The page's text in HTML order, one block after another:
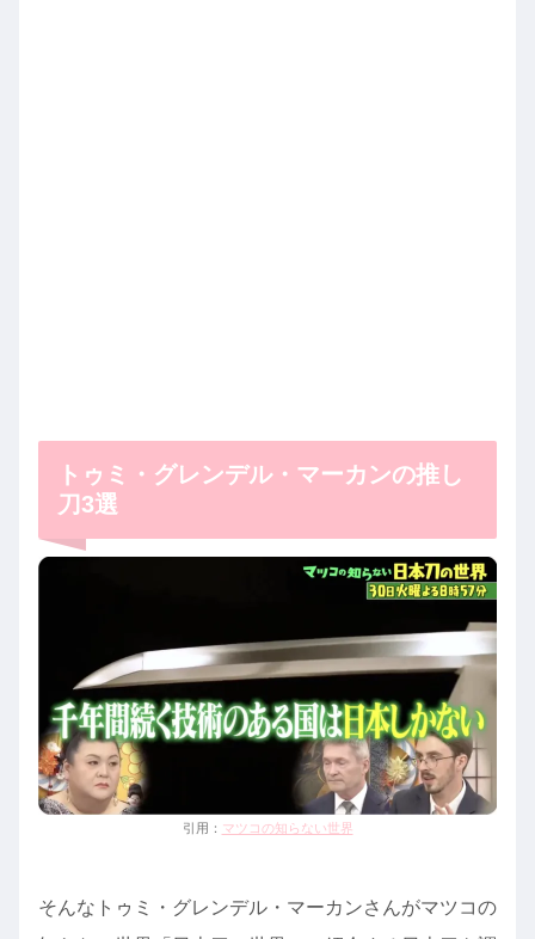
トゥミ・グレンデル・マーカンの推し
刀3選
引用： マツコの知らない世界
そんなトゥミ・グレンデル・マーカンさんがマツコの